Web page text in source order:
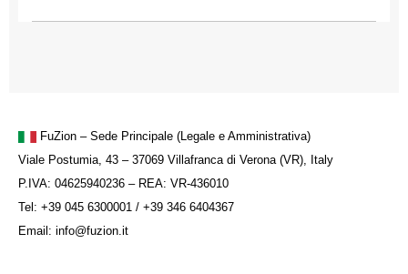
FuZion – Sede Principale (Legale e Amministrativa)
Viale Postumia, 43 – 37069 Villafranca di Verona (VR), Italy
P.IVA: 04625940236 – REA: VR-436010
Tel: +39 045 6300001 / +39 346 6404367
Email: info@fuzion.it